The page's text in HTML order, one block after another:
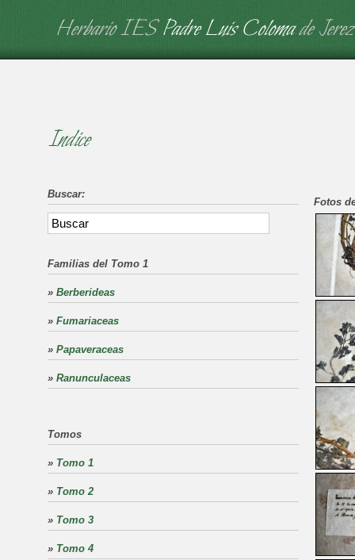
Herbario IES Padre Luis Colomade Jerez
Fotos
Indice
Buscar:
Familias del Tomo 1
» Berberideas
» Fumariaceas
» Papaveraceas
» Ranunculaceas
Tomos
» Tomo 1
» Tomo 2
» Tomo 3
» Tomo 4